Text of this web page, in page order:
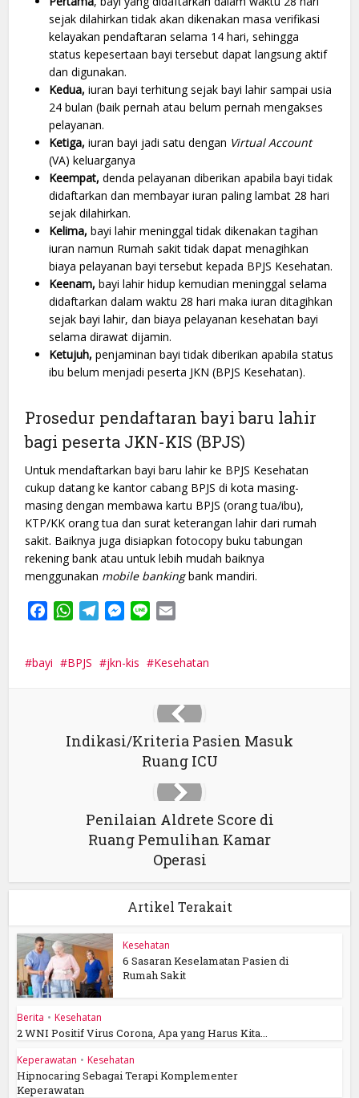
sejak dilahirkan tidak akan dikenakan masa verifikasi
kelayakan pendaftaran selama 14 hari, sehingga
status kepesertaan bayi tersebut dapat langsung aktif
dan digunakan.
Kedua, iuran bayi terhitung sejak bayi lahir sampai usia
24 bulan (baik pernah atau belum pernah mengakses
pelayanan.
Ketiga, iuran bayi jadi satu dengan Virtual Account
(VA) keluarganya
Keempat, denda pelayanan diberikan apabila bayi tidak
didaftarkan dan membayar iuran paling lambat 28 hari
sejak dilahirkan.
Kelima, bayi lahir meninggal tidak dikenakan tagihan
iuran namun Rumah sakit tidak dapat menagihkan
biaya pelayanan bayi tersebut kepada BPJS Kesehatan.
Keenam, bayi lahir hidup kemudian meninggal selama
didaftarkan dalam waktu 28 hari maka iuran ditagihkan
sejak bayi lahir, dan biaya pelayanan kesehatan bayi
selama dirawat dijamin.
Ketujuh, penjaminan bayi tidak diberikan apabila status
ibu belum menjadi peserta JKN (BPJS Kesehatan).
Prosedur pendaftaran bayi baru lahir
bagi peserta JKN-KIS (BPJS)
Untuk mendaftarkan bayi baru lahir ke BPJS Kesehatan
cukup datang ke kantor cabang BPJS di kota masing-
masing dengan membawa kartu BPJS (orang tua/ibu),
KTP/KK orang tua dan surat keterangan lahir dari rumah
sakit. Baiknya juga disiapkan fotocopy buku tabungan
rekening bank atau untuk lebih mudah baiknya
menggunakan mobile bankingbank mandiri.
FacebookWhatsApp
TelegramMessenger
Line
bayi BPJS jkn-kis Kesehatan
Indikasi/Kriteria Pasien Masuk
Ruang ICU
Penilaian Aldrete Score di
Ruang Pemulihan Kamar
Operasi
Artikel Terakait
Kesehatan
6 Sasaran Keselamatan Pasien di
Rumah Sakit
Berita • Kesehatan
2 WNI Positif Virus Corona, Apa yang Harus Kita...
Keperawatan • Kesehatan
Hipnocaring Sebagai Terapi Komplementer
Keperawatan